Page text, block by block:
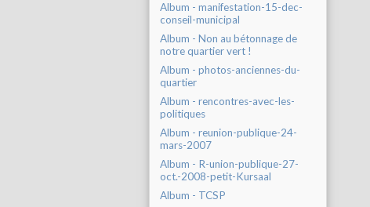
Album - manifestation-15-dec-
conseil-municipal
Album - Non au bétonnage de
notre quartier vert !
Album - photos-anciennes-du-
quartier
Album - rencontres-avec-les-
politiques
Album - reunion-publique-24-
mars-2007
Album - R-union-publique-27-
oct.-2008-petit-Kursaal
Album - TCSP